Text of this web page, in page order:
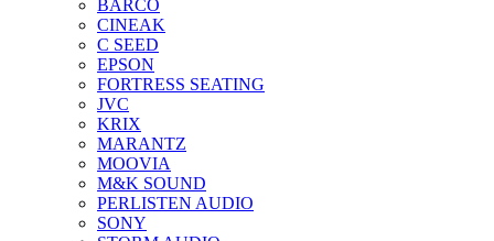
BARCO
CINEAK
C SEED
EPSON
FORTRESS SEATING
JVC
KRIX
MARANTZ
MOOVIA
M&K SOUND
PERLISTEN AUDIO
SONY